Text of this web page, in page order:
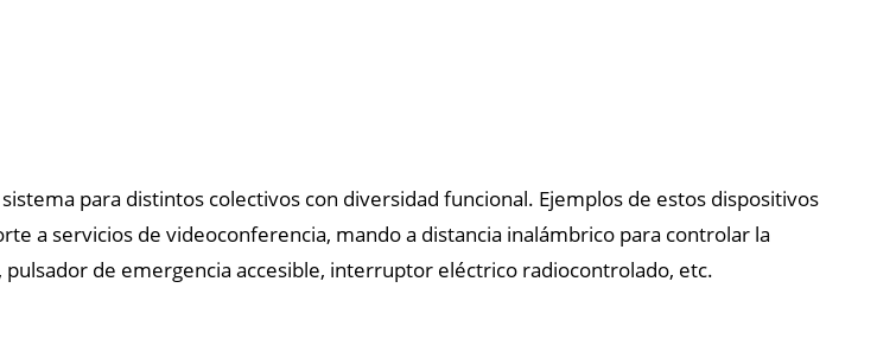
para distintos colectivos con diversidad funcional. Ejemplos de estos dispositivos
a servicios de videoconferencia, mando a distancia inalámbrico para controlar la
de emergencia accesible, interruptor eléctrico radiocontrolado, etc.